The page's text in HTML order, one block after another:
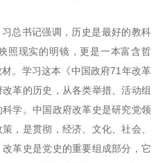
总书记强调，历史是最好的教科
照现实的明镜，更是一本富含哲
。学习这本《中国政府71年改革
革的历史，从各类举措、活动组
学。中国政府改革史是研究党领
，是贯彻，经济、文化、社会、
革史是党史的重要组成部分，它